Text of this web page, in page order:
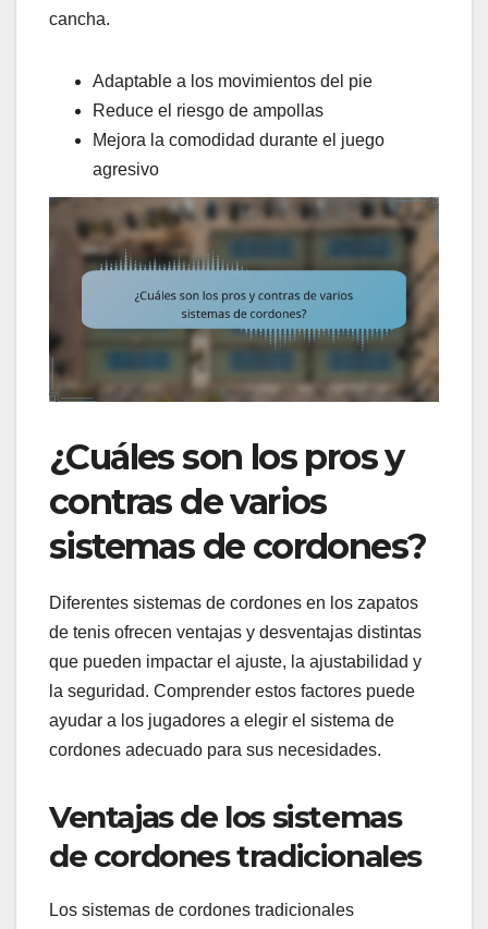
cancha.
Adaptable a los movimientos del pie
Reduce el riesgo de ampollas
Mejora la comodidad durante el juego
agresivo
¿Cuáles son los pros y
contras de varios
sistemas de cordones?
Diferentes sistemas de cordones en los zapatos
de tenis ofrecen ventajas y desventajas distintas
que pueden impactar el ajuste, la ajustabilidad y
la seguridad. Comprender estos factores puede
ayudar a los jugadores a elegir el sistema de
cordones adecuado para sus necesidades.
Ventajas de los sistemas
de cordones tradicionales
Los sistemas de cordones tradicionales